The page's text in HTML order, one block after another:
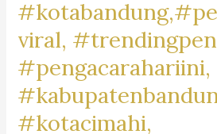
#pengacarapalingtop,
#googletrend,
#googletrending,
viral,
#pengacarahariini,
#kotacimahi,